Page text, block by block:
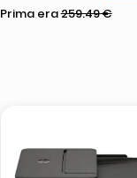
Prima era259.49€